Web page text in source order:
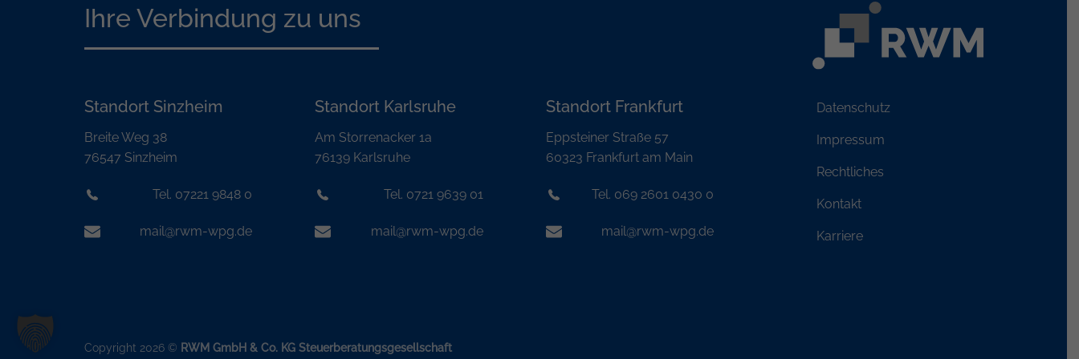
Ihre Verbindung zu uns
Standort Sinzheim
Breite Weg 38
76547 Sinzheim
Tel. 07221 9848 0
mail@rwm-wpg.de
Standort Karlsruhe
Am Storrenacker 1a
76139 Karlsruhe
Tel. 0721 9639 01
mail@rwm-wpg.de
Standort Frankfurt
Eppsteiner Straße 57
60323 Frankfurt am Main
Tel. 069 2601 0430 0
mail@rwm-wpg.de
Datenschutz
Impressum
Rechtliches
Kontakt
Karriere
Copyright 2026 © RWM GmbH & Co. KG Steuerberatungsgesellschaft